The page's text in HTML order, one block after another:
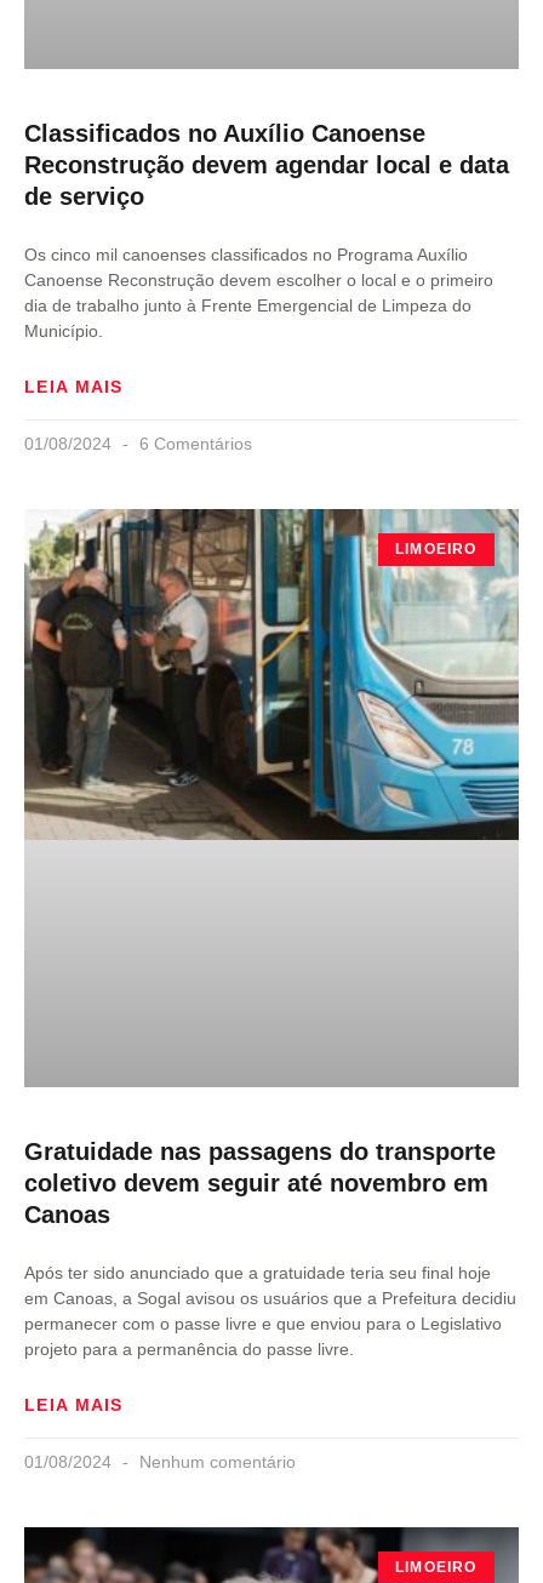
Classificados no Auxílio Canoense
Reconstrução devem agendar local e data
de serviço
Os cinco mil canoenses classificados no Programa Auxílio
Canoense Reconstrução devem escolher o local e o primeiro
dia de trabalho junto à Frente Emergencial de Limpeza do
Município.
LEIA MAIS
01/08/2024 6 Comentários
LIMOEIRO
Gratuidade nas passagens do transporte
coletivo devem seguir até novembro em
Canoas
Após ter sido anunciado que a gratuidade teria seu final hoje
em Canoas, a Sogal avisou os usuários que a Prefeitura decidiu
permanecer com o passe livre e que enviou para o Legislativo
projeto para a permanência do passe livre.
LEIA MAIS
01/08/2024 Nenhum comentário
LIMOEIRO